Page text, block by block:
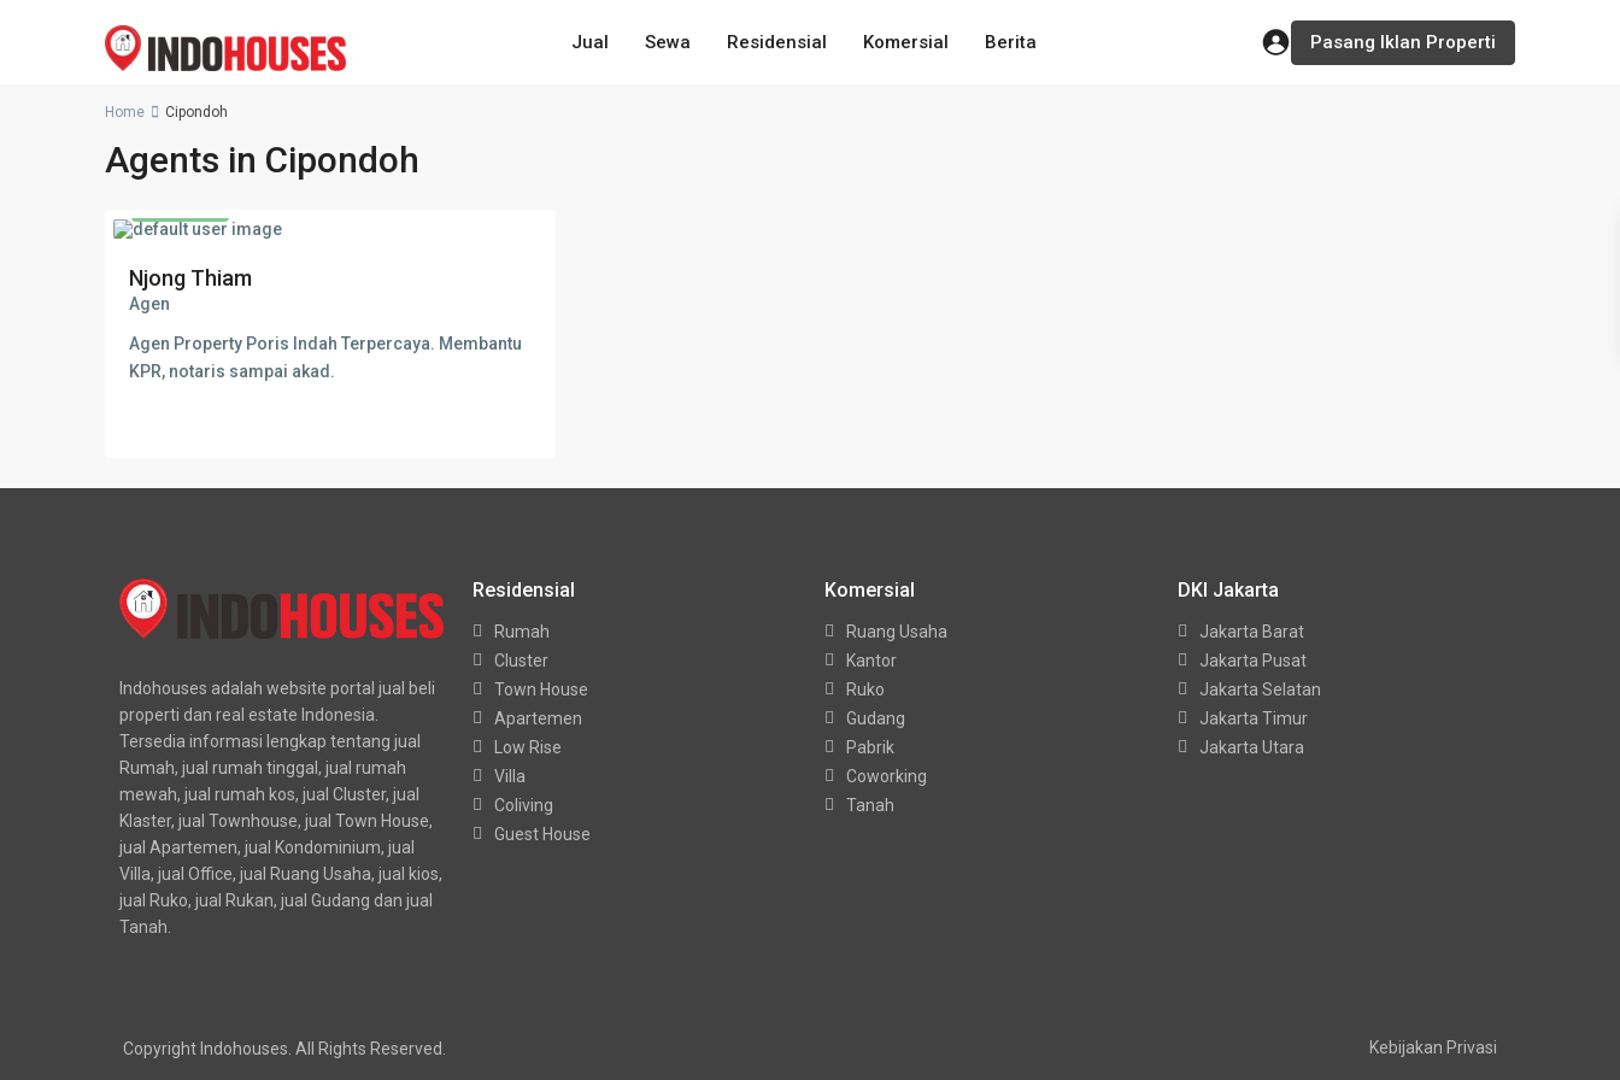
Jual Sewa Residensial Komersial Berita Pasang Iklan Properti
Home Cipondoh
Agents in Cipondoh
Njong Thiam
Agen
Agen Property Poris Indah Terpercaya. Membantu
KPR, notaris sampai akad.
Indohouses adalah website portal jual beli
properti dan real estate Indonesia.
Tersedia informasi lengkap tentang jual
Rumah, jual rumah tinggal, jual rumah
mewah, jual rumah kos, jual Cluster, jual
Klaster, jual Townhouse, jual Town House,
jual Apartemen, jual Kondominium, jual
Villa, jual Office, jual Ruang Usaha, jual kios,
jual Ruko, jual Rukan, jual Gudang dan jual
Tanah.
Residensial
Rumah
Cluster
Town House
Apartemen
Low Rise
Villa
Coliving
Guest House
Komersial
Ruang Usaha
Kantor
Ruko
Gudang
Pabrik
Coworking
Tanah
DKI Jakarta
Jakarta Barat
Jakarta Pusat
Jakarta Selatan
Jakarta Timur
Jakarta Utara
Copyright Indohouses. All Rights Reserved. Kebijakan Privasi